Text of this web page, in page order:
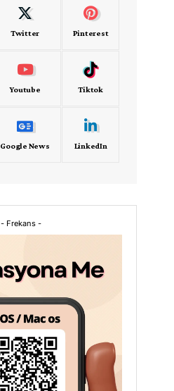
Twitter Pinterest
Youtube Tiktok
Google News LinkedIn
- Frekans -